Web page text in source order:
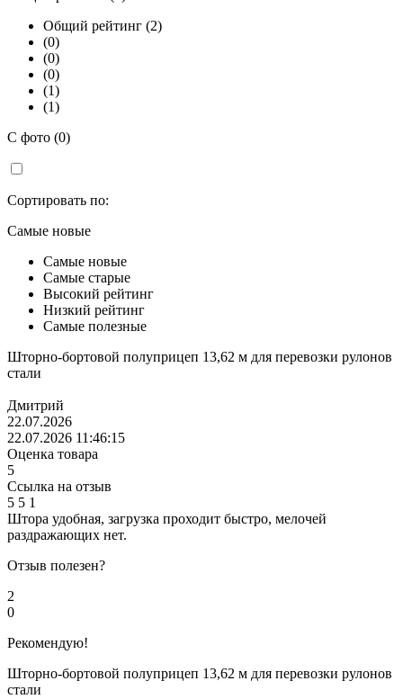
Общий рейтинг (2)
(0)
(0)
(0)
(1)
(1)
С фото (0)
Сортировать по:
Самые новые
Самые новые
Самые старые
Высокий рейтинг
Низкий рейтинг
Самые полезные
Шторно-бортовой полуприцеп 13,62 м для перевозки рулонов
стали
Дмитрий
22.07.2026
22.07.2026 11:46:15
Оценка товара
5
Ссылка на отзыв
5 5 1
Штора удобная, загрузка проходит быстро, мелочей
раздражающих нет.
Отзыв полезен?
2
0
Рекомендую!
Шторно-бортовой полуприцеп 13,62 м для перевозки рулонов
стали